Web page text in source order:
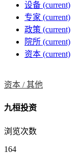
设备 (current)
专家 (current)
政策 (current)
院所 (current)
资本 (current)
资本 /其他
九桓投资
浏览次数
164